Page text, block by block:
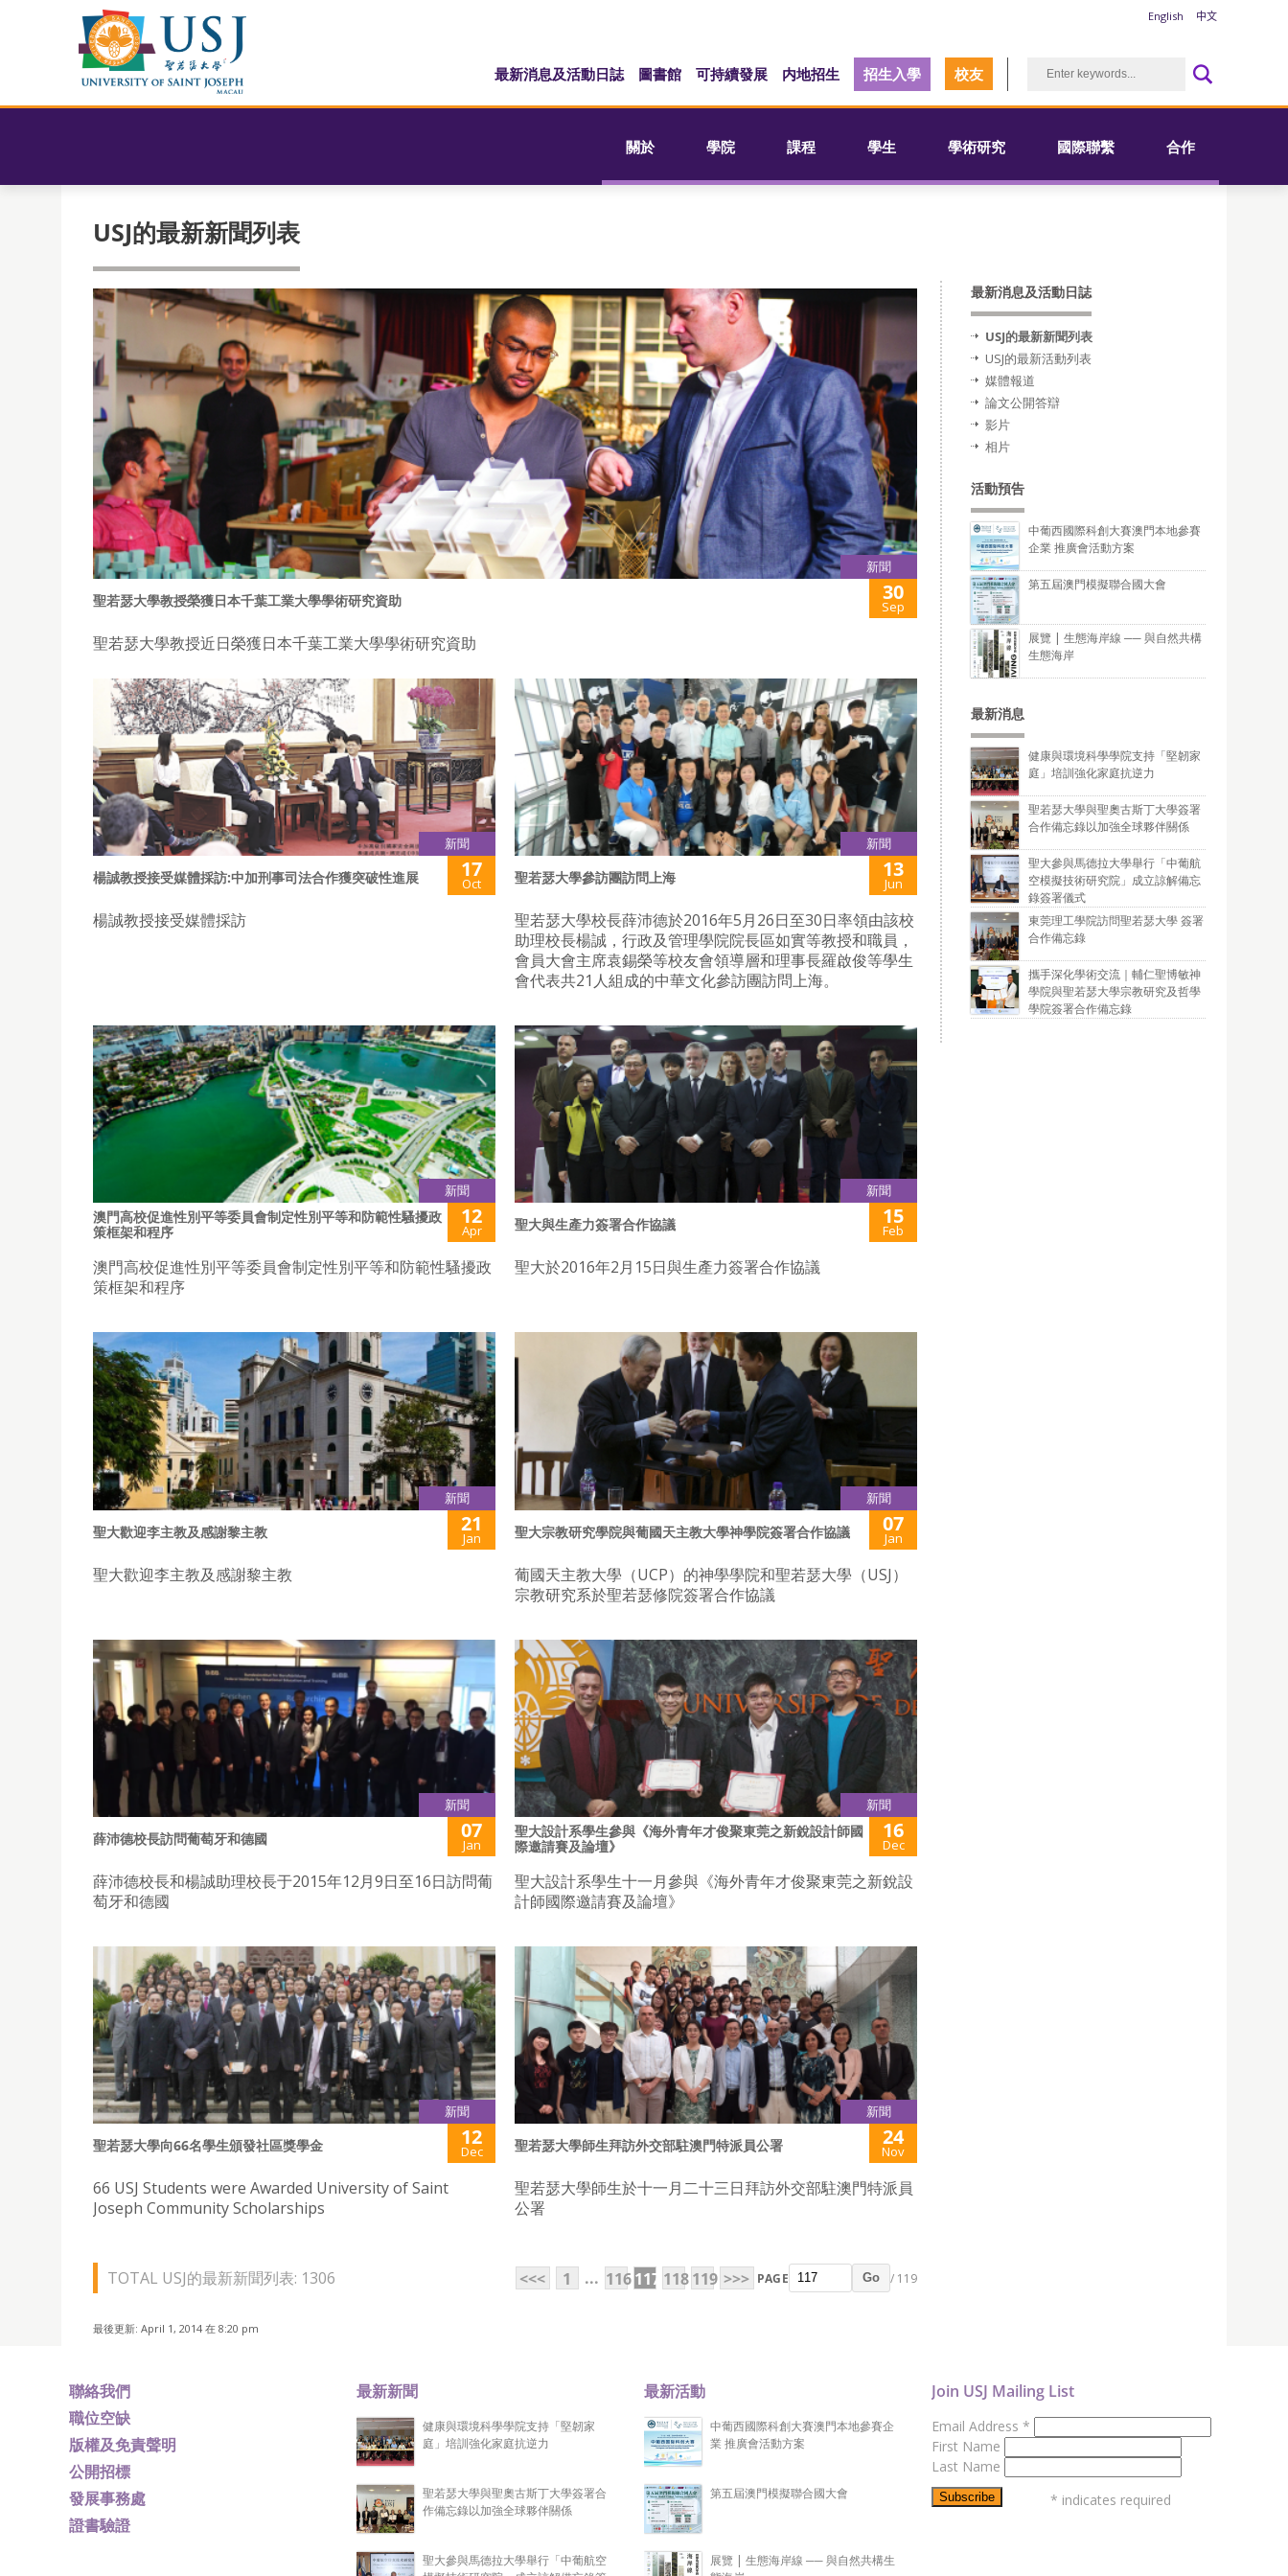
English 中文
最新消息及活動日誌 圖書館 可持續發展 内地招生 招生入學 校友
關於 學院 課程 學生 學術研究 國際聯繫 合作
USJ的最新新聞列表
新聞
聖若瑟大學教授榮獲日本千葉工業大學學術研究資助 30
Sep
聖若瑟大學教授近日榮獲日本千葉工業大學學術研究資助
新聞
楊誠教授接受媒體採訪:中加刑事司法合作獲突破性進展 17
Oct
楊誠教授接受媒體採訪
新聞
聖若瑟大學參訪團訪問上海 13
Jun
聖若瑟大學校長薛沛德於2016年5月26日至30日率領由該校
助理校長楊誠，行政及管理學院院長區如實等教授和職員，
會員大會主席袁錫榮等校友會領導層和理事長羅啟俊等學生
會代表共21人組成的中華文化參訪團訪問上海。
新聞
澳門高校促進性別平等委員會制定性別平等和防範性騷擾政
策框架和程序
12
Apr
澳門高校促進性別平等委員會制定性別平等和防範性騷擾政
策框架和程序
新聞
聖大與生產力簽署合作協議 15
Feb
聖大於2016年2月15日與生產力簽署合作協議
新聞
聖大歡迎李主教及感謝黎主教 21
Jan
聖大歡迎李主教及感謝黎主教
新聞
聖大宗教研究學院與葡國天主教大學神學院簽署合作協議 07
Jan
葡國天主教大學（UCP）的神學學院和聖若瑟大學（USJ）
宗教研究系於聖若瑟修院簽署合作協議
新聞
薛沛德校長訪問葡萄牙和德國 07
Jan
薛沛德校長和楊誠助理校長于2015年12月9日至16日訪問葡
萄牙和德國
新聞
聖大設計系學生參與《海外青年才俊聚東莞之新銳設計師國
際邀請賽及論壇》
16
Dec
聖大設計系學生十一月參與《海外青年才俊聚東莞之新銳設
計師國際邀請賽及論壇》
新聞
聖若瑟大學向66名學生頒發社區獎學金 12
Dec
66 USJ Students were Awarded University of Saint
Joseph Community Scholarships
新聞
聖若瑟大學師生拜訪外交部駐澳門特派員公署 24
Nov
聖若瑟大學師生於十一月二十三日拜訪外交部駐澳門特派員
公署
TOTAL USJ的最新新聞列表: 1306 <<< 1 ... 116117 118119 >>> PAGE Go / 119
最後更新: April 1, 2014 在 8:20 pm
最新消息及活動日誌
USJ的最新新聞列表
USJ的最新活動列表
媒體報道
論文公開答辯
影片
相片
活動預告
中葡西國際科創大賽澳門本地參賽
企業 推廣會活動方案
第五屆澳門模擬聯合國大會
展覽 | 生態海岸線 ── 與自然共構
生態海岸
最新消息
健康與環境科學學院支持「堅韌家
庭」培訓強化家庭抗逆力
聖若瑟大學與聖奧古斯丁大學簽署
合作備忘錄以加強全球夥伴關係
聖大參與馬德拉大學舉行「中葡航
空模擬技術研究院」成立諒解備忘
錄簽署儀式
東莞理工學院訪問聖若瑟大學 簽署
合作備忘錄
攜手深化學術交流｜輔仁聖博敏神
學院與聖若瑟大學宗教研究及哲學
學院簽署合作備忘錄
聯絡我們
職位空缺
版權及免責聲明
公開招標
發展事務處
證書驗證
最新新聞
健康與環境科學學院支持「堅韌家
庭」培訓強化家庭抗逆力
聖若瑟大學與聖奧古斯丁大學簽署合
作備忘錄以加強全球夥伴關係
聖大參與馬德拉大學舉行「中葡航空
最新活動
中葡西國際科創大賽澳門本地參賽企
業 推廣會活動方案
第五屆澳門模擬聯合國大會
展覽 | 生態海岸線 ── 與自然共構生
Join USJ Mailing List
Email Address *
First Name
Last Name
* indicates required